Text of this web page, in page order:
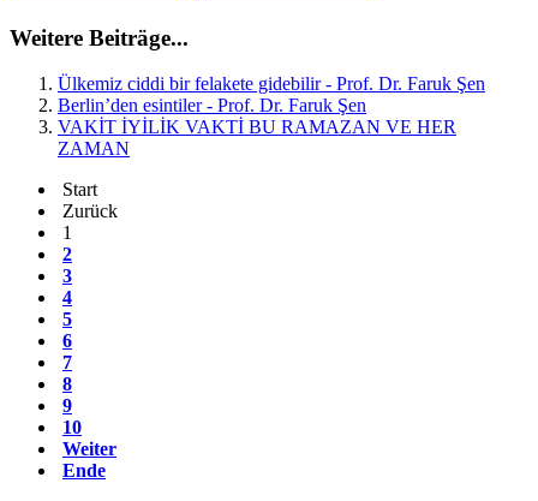
Weitere Beiträge...
Ülkemiz ciddi bir felakete gidebilir - Prof. Dr. Faruk Şen
Berlin’den esintiler - Prof. Dr. Faruk Şen
VAKİT İYİLİK VAKTİ BU RAMAZAN VE HER
ZAMAN
Start
Zurück
1
2
3
4
5
6
7
8
9
10
Weiter
Ende